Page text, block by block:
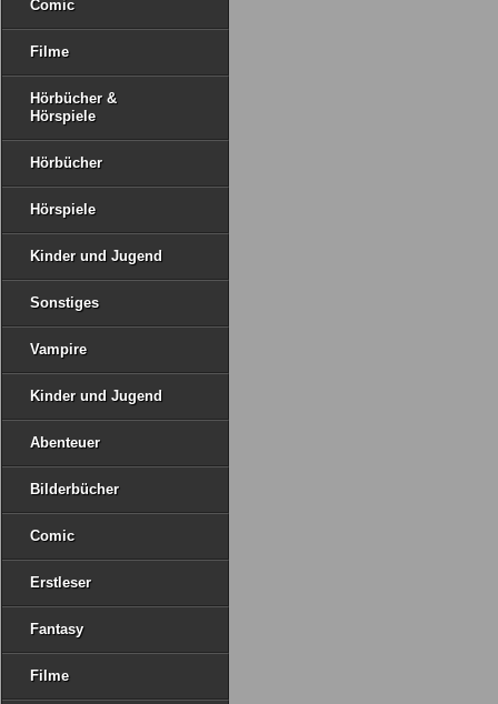
Comic
Filme
Hörbücher &
Hörspiele
Hörbücher
Hörspiele
Kinder und Jugend
Sonstiges
Vampire
Kinder und Jugend
Abenteuer
Bilderbücher
Comic
Erstleser
Fantasy
Filme